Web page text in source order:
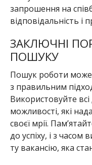
запрошення на
відповідальність і
ЗАКЛЮЧНІ
ПОШУКУ
Пошук роботи може
з правильним
Використовуйте всі
можливості, які
своєї мрії.
до успіху, і з часом
ту вакансію, яка